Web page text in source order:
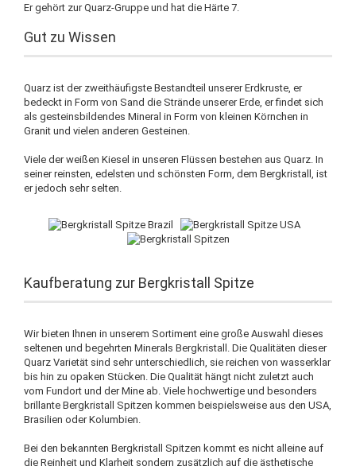
Er gehört zur Quarz-Gruppe und hat die Härte 7.
Gut zu Wissen
Quarz ist der zweithäufigste Bestandteil unserer Erdkruste, er
bedeckt in Form von Sand die Strände unserer Erde, er findet sich
als gesteinsbildendes Mineral in Form von kleinen Körnchen in
Granit und vielen anderen Gesteinen.
Viele der weißen Kiesel in unseren Flüssen bestehen aus Quarz. In
seiner reinsten, edelsten und schönsten Form, dem Bergkristall, ist
er jedoch sehr selten.
Kaufberatung zur Bergkristall Spitze
Wir bieten Ihnen in unserem Sortiment eine große Auswahl dieses
seltenen und begehrten Minerals Bergkristall. Die Qualitäten dieser
Quarz Varietät sind sehr unterschiedlich, sie reichen von wasserklar
bis hin zu opaken Stücken. Die Qualität hängt nicht zuletzt auch
vom Fundort und der Mine ab. Viele hochwertige und besonders
brillante Bergkristall Spitzen kommen beispielsweise aus den USA,
Brasilien oder Kolumbien.
Bei den bekannten Bergkristall Spitzen kommt es nicht alleine auf
die Reinheit und Klarheit sondern zusätzlich auf die ästhetische